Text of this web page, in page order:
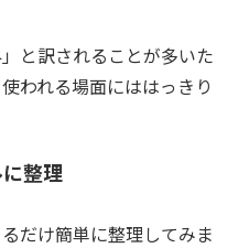
と訳されることが多いた
われる場面にははっきり
整理
だけ簡単に整理してみま